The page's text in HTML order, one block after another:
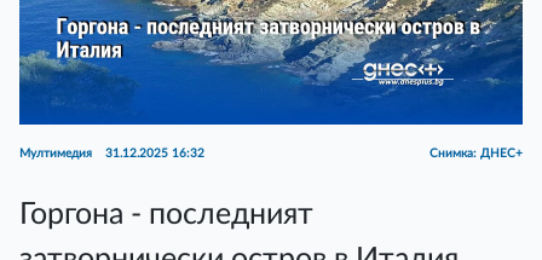
Мултимедия 31.12.2025 16:32 Снимка: ДНЕС+
Горгона - последният